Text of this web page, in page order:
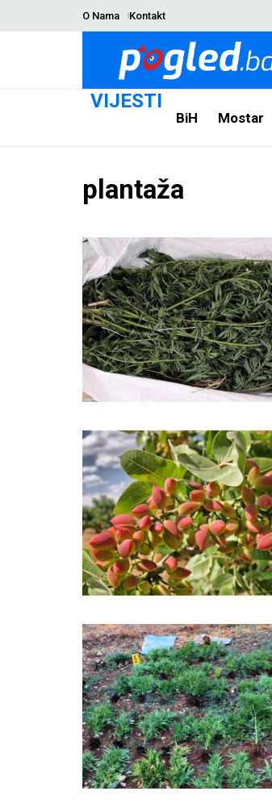
O Nama Kontakt
VIJESTI
BiH Mostar
plantaža